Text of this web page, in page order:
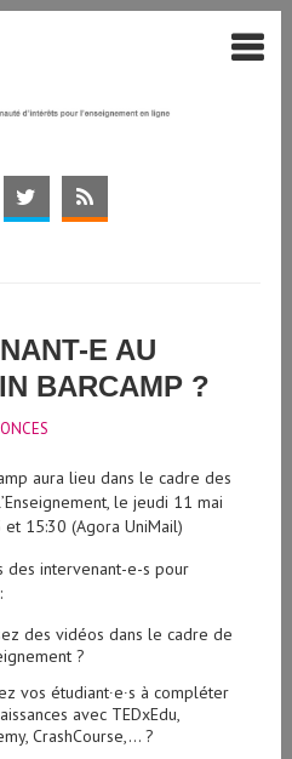
E AU
BARCAMP ?
aura lieu dans le cadre des
le jeudi 11 mai
15:30 (Agora UniMail)
des intervenant-e-s pour
des vidéos dans le cadre de
?
vos étudiant∙e∙s à compléter
avec TEDxEdu,
CrashCourse,… ?